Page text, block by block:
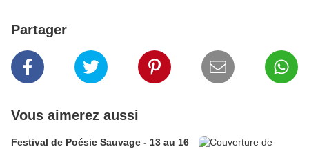
Partager
Vous aimerez aussi
Festival de Poésie Sauvage - 13 au 16